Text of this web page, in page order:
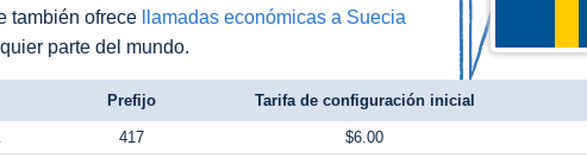
también ofrece
llamadas económicas a Suecia
parte del mundo.
Prefijo Tarifa de configuración inicial
417 $6.00